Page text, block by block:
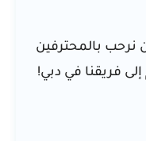
نرحب بالمحترفين
فريقنا في دبي!